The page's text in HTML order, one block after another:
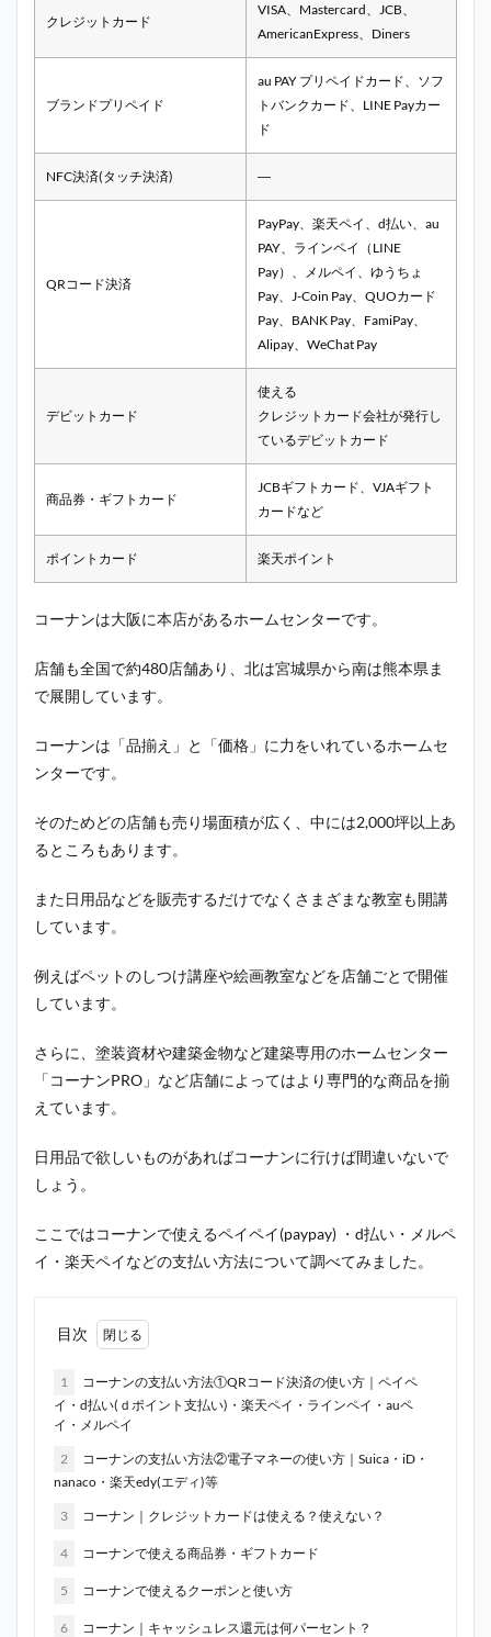
クレジットカード
VISA、Mastercard、JCB、
AmericanExpress、Diners
ブランドプリペイド
au PAY プリペイドカード、ソフ
トバンクカード、LINE Payカー
ド
NFC決済(タッチ決済) ―
QRコード決済
PayPay、楽天ペイ、d払い、au
PAY、ラインペイ（LINE
Pay）、メルペイ、ゆうちょ
Pay、J-Coin Pay、QUOカード
Pay、BANK Pay、FamiPay、
Alipay、WeChat Pay
デビットカード
使える
クレジットカード会社が発行し
ているデビットカード
商品券・ギフトカード
JCBギフトカード、VJAギフト
カードなど
ポイントカード 楽天ポイント
コーナンは大阪に本店があるホームセンターです。
店舗も全国で約480店舗あり、北は宮城県から南は熊本県ま
で展開しています。
コーナンは「品揃え」と「価格」に力をいれているホームセ
ンターです。
そのためどの店舗も売り場面積が広く、中には2,000坪以上あ
るところもあります。
また日用品などを販売するだけでなくさまざまな教室も開講
しています。
例えばペットのしつけ講座や絵画教室などを店舗ごとで開催
しています。
さらに、塗装資材や建築金物など建築専用のホームセンター
「コーナンPRO」など店舗によってはより専門的な商品を揃
えています。
日用品で欲しいものがあればコーナンに行けば間違いないで
しょう。
ここではコーナンで使えるペイペイ(paypay) ・d払い・メルペ
イ・楽天ペイなどの支払い方法について調べてみました。
目次
1
コーナンの支払い方法①QRコード決済の使い方｜ペイペ
イ・d払い(ｄポイント支払い)・楽天ペイ・ラインペイ・auペ
イ・メルペイ
2
コーナンの支払い方法②電子マネーの使い方｜Suica・iD・
nanaco・楽天edy(エディ)等
3 コーナン｜クレジットカードは使える？使えない？
4 コーナンで使える商品券・ギフトカード
5 コーナンで使えるクーポンと使い方
6 コーナン｜キャッシュレス還元は何パーセント？